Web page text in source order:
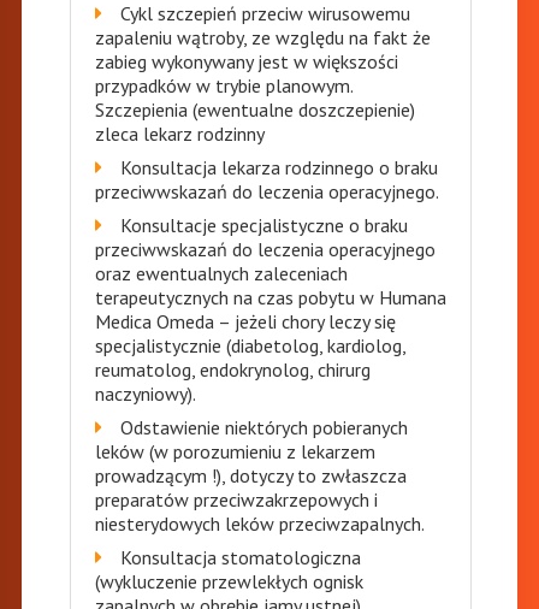
Cykl szczepień przeciw wirusowemu
zapaleniu wątroby, ze względu na fakt że
zabieg wykonywany jest w większości
przypadków w trybie planowym.
Szczepienia (ewentualne doszczepienie)
zleca lekarz rodzinny
Konsultacja lekarza rodzinnego o braku
przeciwwskazań do leczenia operacyjnego.
Konsultacje specjalistyczne o braku
przeciwwskazań do leczenia operacyjnego
oraz ewentualnych zaleceniach
terapeutycznych na czas pobytu w Humana
Medica Omeda – jeżeli chory leczy się
specjalistycznie (diabetolog, kardiolog,
reumatolog, endokrynolog, chirurg
naczyniowy).
Odstawienie niektórych pobieranych
leków (w porozumieniu z lekarzem
prowadzącym !), dotyczy to zwłaszcza
preparatów przeciwzakrzepowych i
niesterydowych leków przeciwzapalnych.
Konsultacja stomatologiczna
(wykluczenie przewlekłych ognisk